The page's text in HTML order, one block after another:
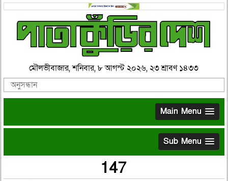
মৌলভীবাজার, শনিবার, ৮ আগস্ট ২০২৬, ২৩ শ্রাবণ ১৪৩৩
Main Menu
Sub Menu
147